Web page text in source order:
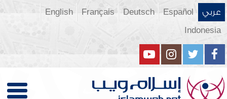
عربي Español
Deutsch
Français
English
Indonesia